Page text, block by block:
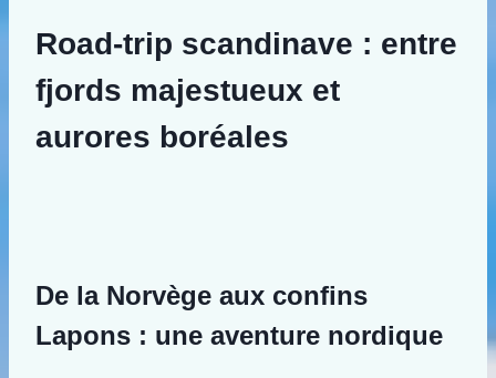
Road-trip scandinave : entre
fjords majestueux et
aurores boréales
De la Norvège aux confins
Lapons : une aventure nordique